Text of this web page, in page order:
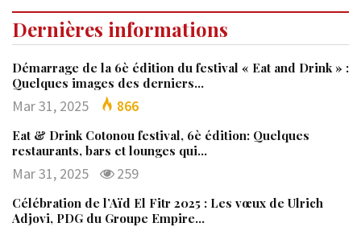
Dernières informations
Démarrage de la 6è édition du festival « Eat and Drink » :
Quelques images des derniers…
Mar 31, 2025 866
Eat & Drink Cotonou festival, 6è édition: Quelques
restaurants, bars et lounges qui…
Mar 31, 2025 259
Célébration de l’Aïd El Fitr 2025 : Les vœux de Ulrich
Adjovi, PDG du Groupe Empire…